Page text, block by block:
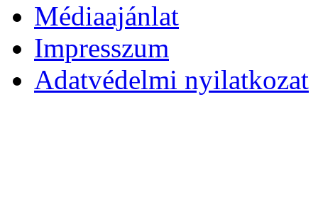
Médiaajánlat
Impresszum
Adatvédelmi nyilatkozat